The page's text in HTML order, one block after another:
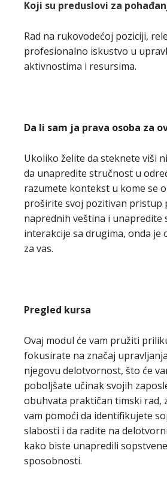
Koji su preduslovi za
Rad na rukovodećoj poziciji,
profesionalno iskustvo u
aktivnostima i resursima.
Da li sam ja prava osoba za
Ukoliko želite da steknete viši
da unapredite stručnost u
razumete kontekst u kome se
proširite svoj pozitivan pristup
naprednih veština i unapredite
interakcije sa drugima, onda je
za vas.
Pregled kursa
Ovaj modul će vam pružiti
fokusirate na značaj
njegovu delotvornost, što će
poboljšate učinak svojih
obuhvata praktičan timski rad,
vam pomoći da identifikujete
slabosti i da radite na
kako biste unapredili
sposobnosti.